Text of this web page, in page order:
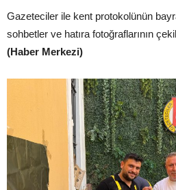
Gazeteciler ile kent protokolünün
sohbetler ve hatıra fotoğraflarının
(Haber Merkezi)